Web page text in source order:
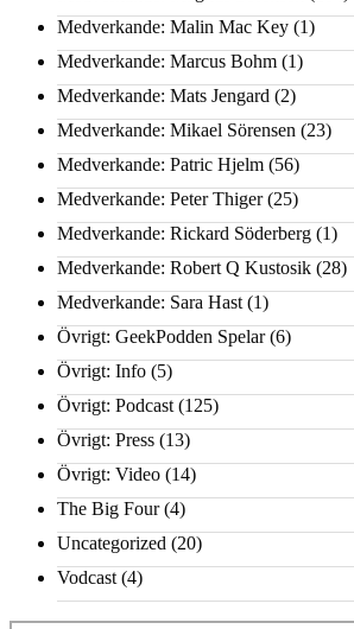
Medverkande: Malin Mac Key (1)
Medverkande: Marcus Bohm (1)
Medverkande: Mats Jengard (2)
Medverkande: Mikael Sörensen (23)
Medverkande: Patric Hjelm (56)
Medverkande: Peter Thiger(25)
Medverkande: Rickard Söderberg (1)
Medverkande: Robert Q Kustosik (28)
Medverkande: Sara Hast (1)
Övrigt: GeekPodden Spelar(6)
Övrigt: Info (5)
Övrigt: Podcast (125)
Övrigt: Press (13)
Övrigt: Video (14)
The Big Four(4)
Uncategorized (20)
Vodcast (4)